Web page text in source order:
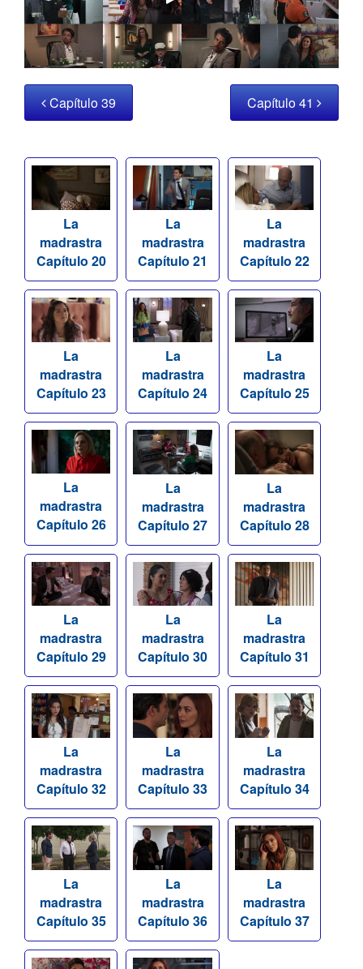
Capítulo 39 Capítulo 41
La
madrastra
Capítulo 20
La
madrastra
Capítulo 21
La
madrastra
Capítulo 22
La
madrastra
Capítulo 23
La
madrastra
Capítulo 24
La
madrastra
Capítulo 25
La
madrastra
Capítulo 26
La
madrastra
Capítulo 27
La
madrastra
Capítulo 28
La
madrastra
Capítulo 29
La
madrastra
Capítulo 30
La
madrastra
Capítulo 31
La
madrastra
Capítulo 32
La
madrastra
Capítulo 33
La
madrastra
Capítulo 34
La
madrastra
Capítulo 35
La
madrastra
Capítulo 36
La
madrastra
Capítulo 37